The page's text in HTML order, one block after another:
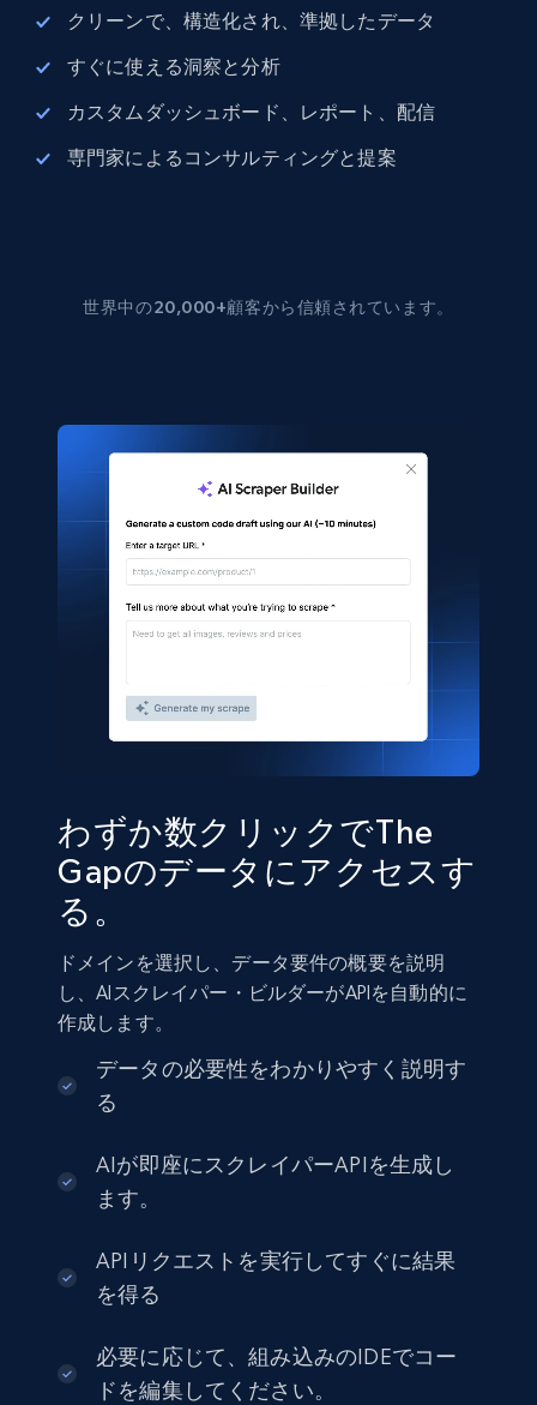
クリーンで、構造化され、準拠したデータ
すぐに使える洞察と分析
カスタムダッシュボード、レポート、配信
専門家によるコンサルティングと提案
世界中の20,000+顧客から信頼されています。
わずか数クリックでThe
Gapのデータにアクセスす
る。
ドメインを選択し、データ要件の概要を説明
し、AIスクレイパー・ビルダーがAPIを自動的に
作成します。
データの必要性をわかりやすく説明す
る
AIが即座にスクレイパーAPIを生成し
ます。
APIリクエストを実行してすぐに結果
を得る
必要に応じて、組み込みのIDEでコー
ドを編集してください。